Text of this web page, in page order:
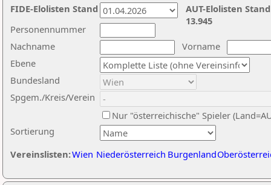
Nachname
Vorname
Ebene
Sortierung
Personennummer
Bundesland
Spgem./Kreis/Verein
Nur "österreichische" Spieler
Vereinslisten:Wien Niederösterreich Burgenland
AUT-Elolisten
13.945
FIDE-Elolisten Stand